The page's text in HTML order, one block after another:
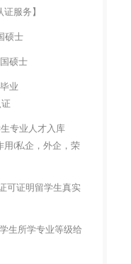
服务】
硕士
硕士
业
专业人才入库
(私企，外企，荣
可证明留学生真实
生所学专业等级给